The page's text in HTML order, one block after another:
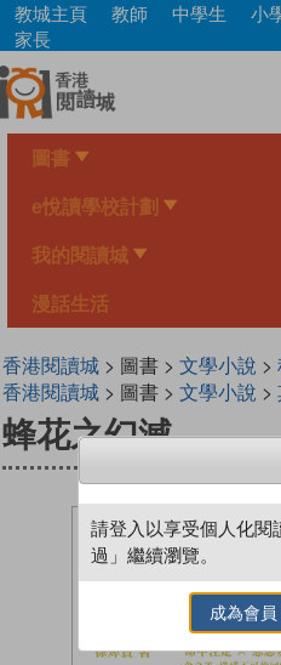
Skip
main
content
教城主頁 教師 中學生
小
家長
圖書
e悅讀學校計劃
我的閱讀城
漫話生活
香港閱讀城> 圖書 > 文學小說 >
香港閱讀城> 圖書 > 文學小說 >
蜂花之幻滅
請登入以享受個人化閱
過」繼續瀏覽。
成為會員